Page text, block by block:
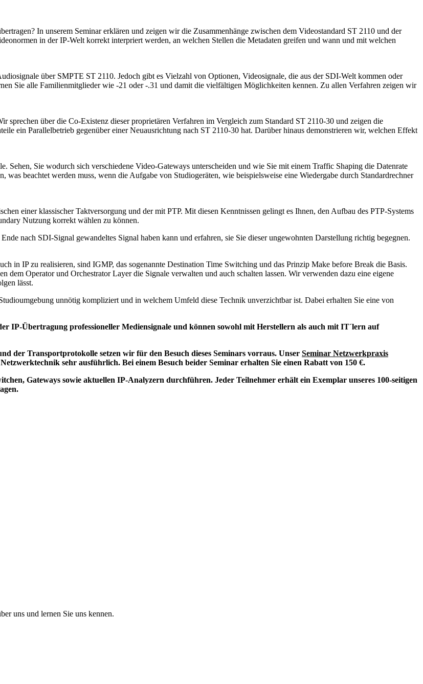
In unserem Seminar erklären und zeigen wir die Zusammenhänge zwischen dem Videostandard ST 2110 und der
in der IP-Welt korrekt interpriert werden, an welchen Stellen die Metadaten greifen und wann und mit welchen
über SMPTE ST 2110. Jedoch gibt es Vielzahl von Optionen, Videosignale, die aus der SDI-Welt kommen oder
Sie alle Familienmitglieder wie -21 oder -.31 und damit die vielfältigen Möglichkeiten kennen. Zu allen Verfahren zeigen wir
sprechen über die Co-Existenz dieser proprietären Verfahren im Vergleich zum Standard ST 2110-30 und zeigen die
ein Parallelbetrieb gegenüber einer Neuausrichtung nach ST 2110-30 hat. Darüber hinaus demonstrieren wir, welchen Effekt
Sie wodurch sich verschiedene Video-Gateways unterscheiden und wie Sie mit einem Traffic Shaping die Datenrate
was beachtet werden muss, wenn die Aufgabe von Studiogeräten, wie beispielsweise eine Wiedergabe durch Standardrechner
einer klassischer Taktversorgung und der mit PTP. Mit diesen Kenntnissen gelingt es Ihnen, den Aufbau des PTP-Systems
Nutzung korrekt wählen zu können.
nach SDI-Signal gewandeltes Signal haben kann und erfahren, sie Sie dieser ungewohnten Darstellung richtig begegnen.
in IP zu realisieren, sind IGMP, das sogenannte Destination Time Switching und das Prinzip Make before Break die Basis.
Operator und Orchestrator Layer die Signale verwalten und auch schalten lassen. Wir verwenden dazu eine eigene
lässt.
unnötig kompliziert und in welchem Umfeld diese Technik unverzichtbar ist. Dabei erhalten Sie eine von
IP-Übertragung professioneller Mediensignale und können sowohl mit Herstellern als auch mit IT´lern auf
der Transportprotokolle setzen wir für den Besuch dieses Seminars vorraus. Unser Seminar Netzwerkpraxis
sehr ausführlich. Bei einem Besuch beider Seminar erhalten Sie einen Rabatt von 150 €.
Gateways sowie aktuellen IP-Analyzern durchführen. Jeder Teilnehmer erhält ein Exemplar unseres 100-seitigen
uns und lernen Sie uns kennen.